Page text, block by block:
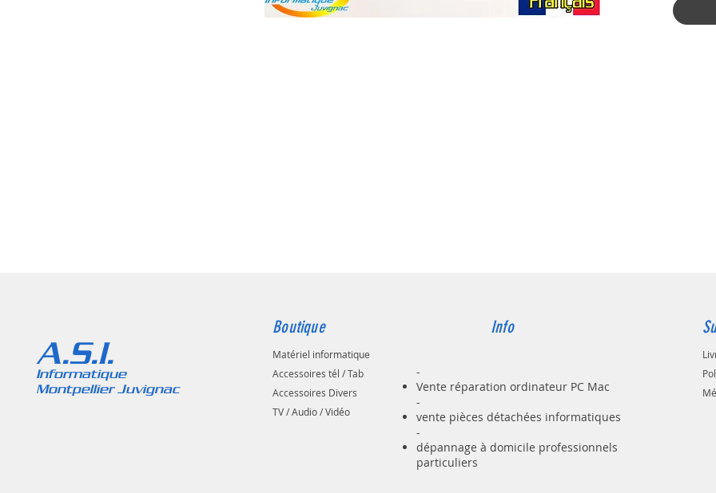
Informatique
Montpellier Juvignac
A.S.I.
Boutique
Matériel informatique
Accessoires tél / Tab
Accessoires Divers
TV / Audio / Vidéo
Info
-
Vente réparation ordinateur PC Mac
-
vente pièces détachées informatiques
-
dépannage à domicile professionnels
particuliers